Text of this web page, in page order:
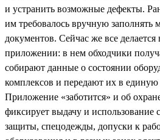
и устранить возможные дефекты.
им требовалось вручную
документов. Сейчас же все
приложении: в нем обходчики
собирают данные о состоянии
комплексов и передают их в
Приложение «заботится» и об
фиксирует выдачу и использование
защиты, спецодежды, допуски к